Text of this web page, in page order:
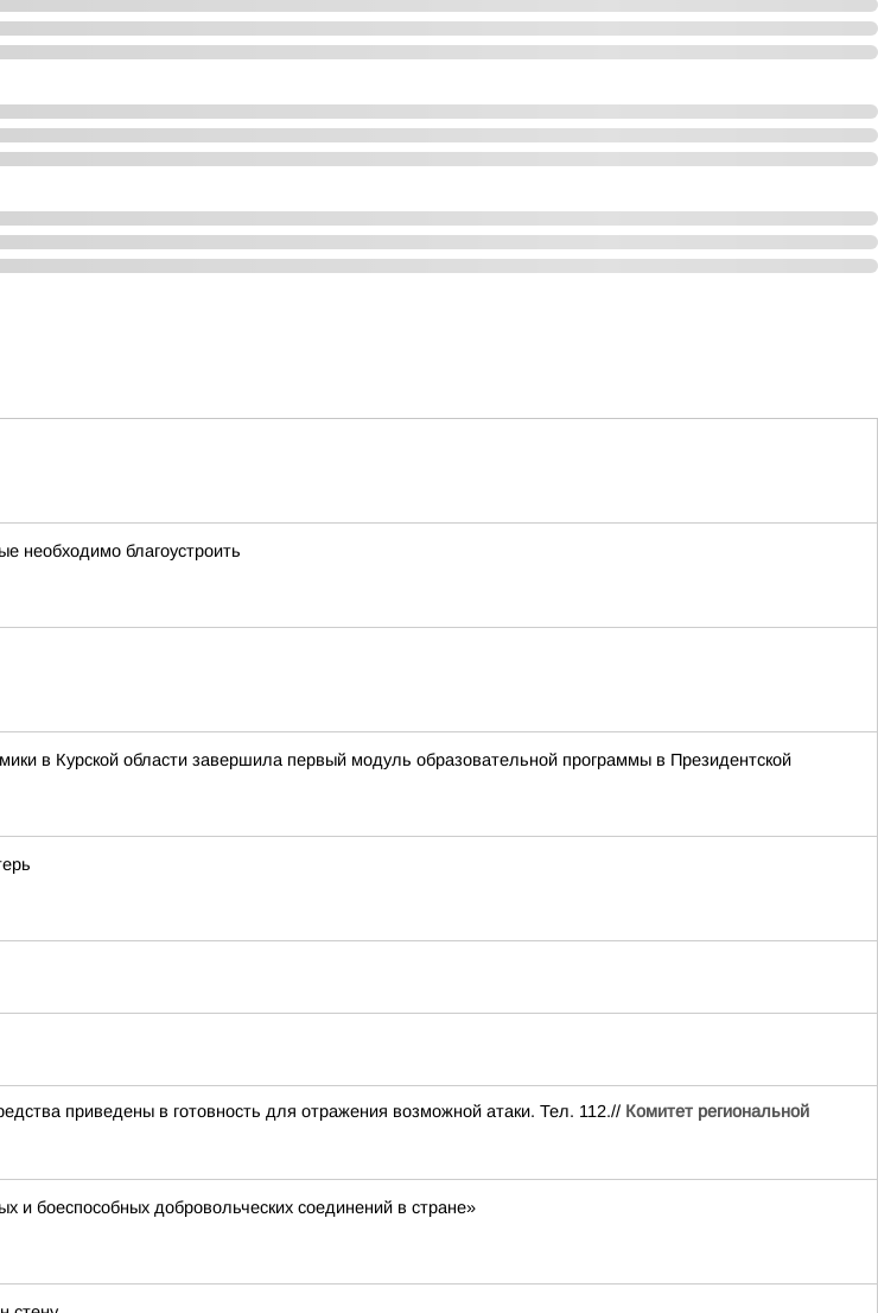
необходимо благоустроить
в Курской области завершила первый модуль образовательной программы в Президентской
приведены в готовность для отражения возможной атаки. Тел. 112.// Комитет региональной
и боеспособных добровольческих соединений в стране»